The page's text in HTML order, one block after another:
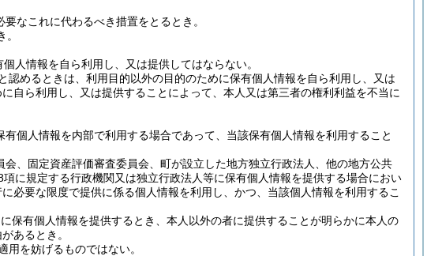
なこれに代わるべき措置をとるとき。
人情報を自ら利用し、又は提供してはならない。
認めるときは、利用目的以外の目的のために保有個人情報を自ら利用し、又は
自ら利用し、又は提供することによって、本人又は第三者の権利利益を不当に
個人情報を内部で利用する場合であって、当該保有個人情報を利用すること
、固定資産評価審査委員会、町が設立した地方独立行政法人、他の地方公共
に規定する行政機関又は独立行政法人等に保有個人情報を提供する場合におい
必要な限度で提供に係る個人情報を利用し、かつ、当該個人情報を利用するこ
保有個人情報を提供するとき、本人以外の者に提供することが明らかに本人の
あるとき。
を妨げるものではない。